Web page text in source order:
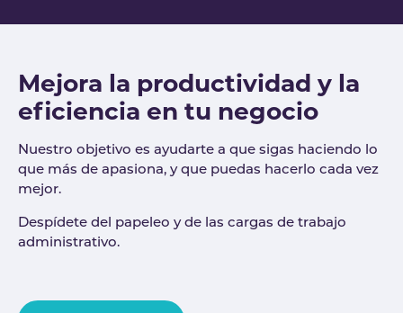
Mejora la productividad y la
eficiencia en tu negocio
Nuestro objetivo es ayudarte a que sigas haciendo lo
que más de apasiona, y que puedas hacerlo cada vez
mejor.
Despídete del papeleo y de las cargas de trabajo
administrativo.